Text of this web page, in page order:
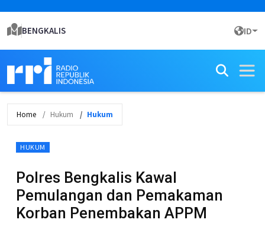
BENGKALIS ID
Home Hukum Hukum
HUKUM
Polres Bengkalis Kawal
Pemulangan dan Pemakaman
Korban Penembakan APPM